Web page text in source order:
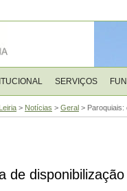
SERVIÇOS
> Notícias > Geral > Paroquiais:
de